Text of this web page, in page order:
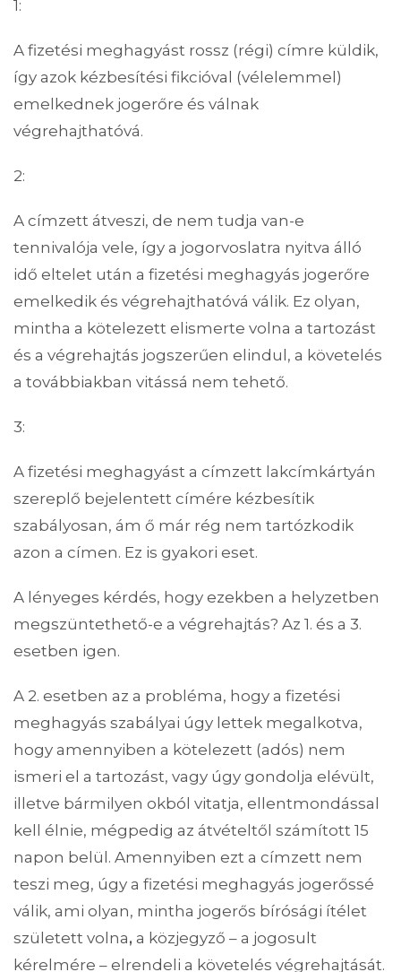
1:
A fizetési meghagyást rossz (régi) címre küldik,
így azok kézbesítési fikcióval (vélelemmel)
emelkednek jogerőre és válnak
végrehajthatóvá.
2:
A címzett átveszi, de nem tudja van-e
tennivalója vele, így a jogorvoslatra nyitva álló
idő eltelet után a fizetési meghagyás jogerőre
emelkedik és végrehajthatóvá válik. Ez olyan,
mintha a kötelezett elismerte volna a tartozást
és a végrehajtás jogszerűen elindul, a követelés
a továbbiakban vitássá nem tehető.
3:
A fizetési meghagyást a címzett lakcímkártyán
szereplő bejelentett címére kézbesítik
szabályosan, ám ő már rég nem tartózkodik
azon a címen. Ez is gyakori eset.
A lényeges kérdés, hogy ezekben a helyzetben
megszüntethető-e a végrehajtás? Az 1. és a 3.
esetben igen.
A 2. esetben az a probléma, hogy a fizetési
meghagyás szabályai úgy lettek megalkotva,
hogy amennyiben a kötelezett (adós) nem
ismeri el a tartozást, vagy úgy gondolja elévült,
illetve bármilyen okból vitatja, ellentmondással
kell élnie, mégpedig az átvételtől számított 15
napon belül. Amennyiben ezt a címzett nem
teszi meg, úgy a fizetési meghagyás jogerőssé
válik, ami olyan, mintha jogerős bírósági ítélet
született volna, a közjegyző – a jogosult
kérelmére – elrendeli a követelés végrehajtását.